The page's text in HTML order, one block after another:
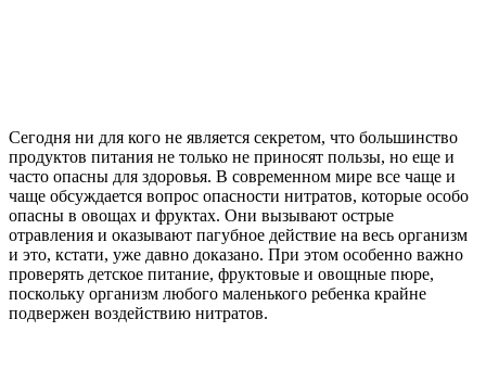
Сегодня ни для кого не является секретом, что большинство
продуктов питания не только не приносят пользы, но еще и
часто опасны для здоровья. В современном мире все чаще и
чаще обсуждается вопрос опасности нитратов, которые особо
опасны в овощах и фруктах. Они вызывают острые
отравления и оказывают пагубное действие на весь организм
и это, кстати, уже давно доказано. При этом особенно важно
проверять детское питание, фруктовые и овощные пюре,
поскольку организм любого маленького ребенка крайне
подвержен воздействию нитратов.